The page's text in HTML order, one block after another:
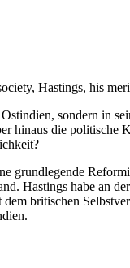
Hastings, his
sondern in
hinaus die
grundlegende
Hastings habe an
britischen